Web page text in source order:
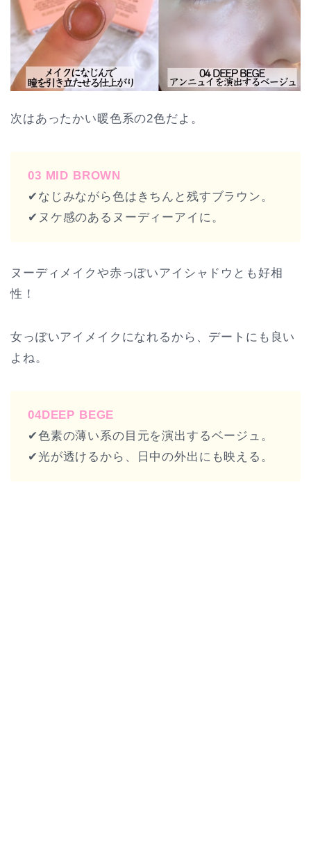
次はあったかい暖色系の2色だよ。
03 MID BROWN
✔︎なじみながら色はきちんと残すブラウン。
✔︎ヌケ感のあるヌーディーアイに。
ヌーディメイクや赤っぽいアイシャドウとも好相
性！
女っぽいアイメイクになれるから、デートにも良い
よね。
04DEEP BEGE
✔︎色素の薄い系の目元を演出するベージュ。
✔︎光が透けるから、日中の外出にも映える。